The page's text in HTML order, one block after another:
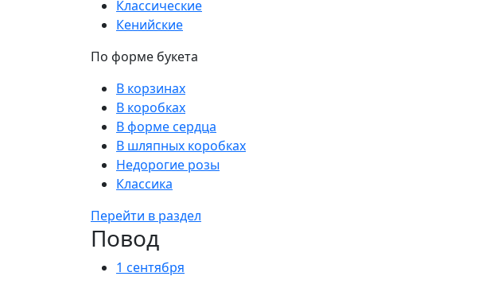
Классические
Кенийские
По форме букета
В корзинах
В коробках
В форме сердца
В шляпных коробках
Недорогие розы
Классика
Перейти в раздел
Повод
1 сентября